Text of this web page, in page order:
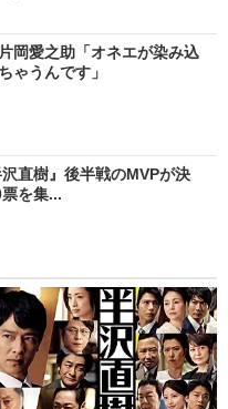
岡愛之助「オネエが染み込
ゃうんです」
沢直樹』後半戦のMVPが決
を集...